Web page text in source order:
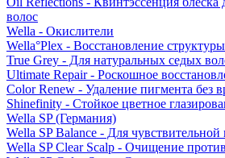
волос
Wella - Окислители
Wella°Plex - Восстановление
True Grey - Для натуральных седых
Ultimate Repair - Роскошное
Color Renew - Удаление пигмента без
Shinefinity - Стойкое цветное
Wella SP (Германия)
Wella SP Balance - Для
Wella SP Clear Scalp - Очищение